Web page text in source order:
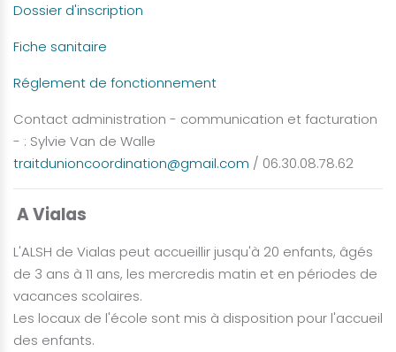
Dossier d'inscription
Fiche sanitaire
Réglement de fonctionnement
Contact administration - communication et facturation
- : Sylvie Van de Walle
traitdunioncoordination@gmail.com / 06.30.08.78.62
A Vialas
L'ALSH de Vialas peut accueillir jusqu'à 20 enfants, âgés
de 3 ans à 11 ans, les mercredis matin et en périodes de
vacances scolaires.
Les locaux de l'école sont mis à disposition pour l'accueil
des enfants.